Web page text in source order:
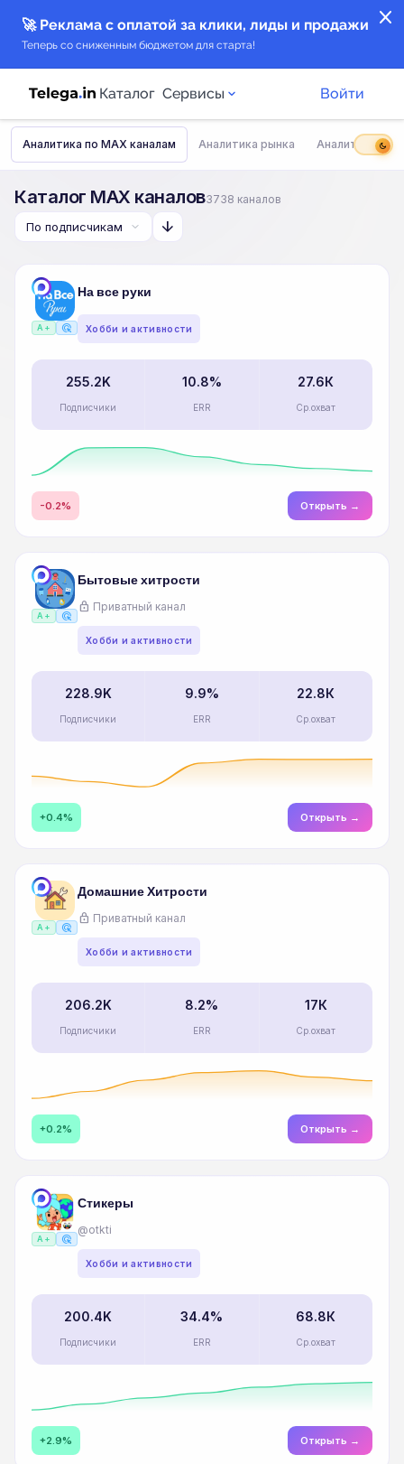
close
🚀 Реклама с оплатой за клики, лиды и продажи
Теперь со сниженным бюджетом для старта!
Каталог Сервисы
Индекс читаемости каналов в Telegram
New
Аналитика MAX каналов
Войти
Аналитика по MAX каналам Аналитика рынка Аналитика dark_mode
Каталог MAX каналов3738 каналов
arrow_downward
A+ ads_click
На все руки
Хобби и активности
255.2K
Подписчики
10.8%
ERR
27.6К
Ср.охват
-0.2% Открыть →
A+ ads_click
Бытовые хитрости
lock Приватный канал
Хобби и активности
228.9K
Подписчики
9.9%
ERR
22.8К
Ср.охват
+0.4% Открыть →
A+ ads_click
Домашние Хитрости
lock Приватный канал
Хобби и активности
206.2K
Подписчики
8.2%
ERR
17К
Ср.охват
+0.2% Открыть →
A+ ads_click
Стикеры
@otkti
Хобби и активности
200.4K
Подписчики
34.4%
ERR
68.8К
Ср.охват
+2.9% Открыть →